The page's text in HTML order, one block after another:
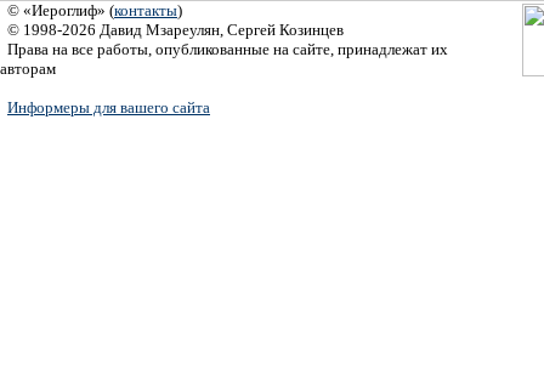
© «Иероглиф» (контакты)
© 1998-2026 Давид Мзареулян, Сергей Козинцев
Права на все работы, опубликованные на сайте, принадлежат их
авторам
Информеры для вашего сайта